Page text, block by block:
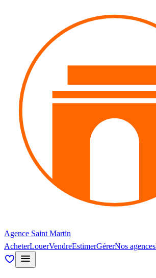
Agence Saint Martin
AcheterLouerVendreEstimerGérerNos agences